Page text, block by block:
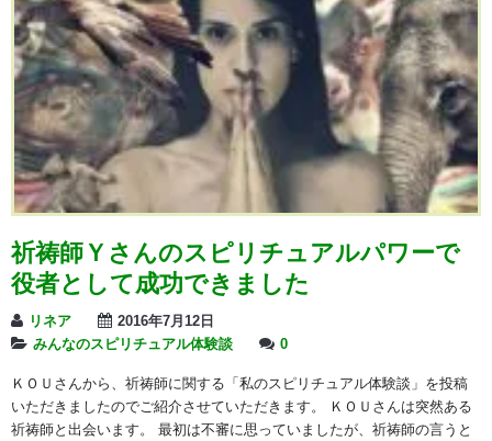
祈祷師Ｙさんのスピリチュアルパワーで
役者として成功できました
リネア
2016年7月12日
みんなのスピリチュアル体験談
0
ＫＯＵさんから、祈祷師に関する「私のスピリチュアル体験談」を投稿
いただきましたのでご紹介させていただきます。 ＫＯＵさんは突然ある
祈祷師と出会います。 最初は不審に思っていましたが、祈祷師の言うと